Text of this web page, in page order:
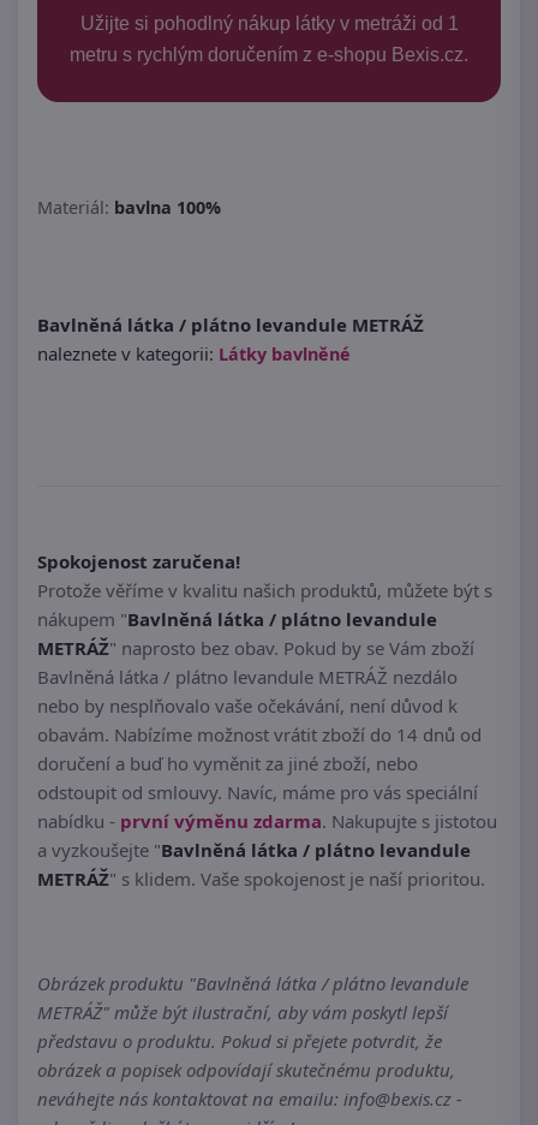
Užijte si pohodlný nákup látky v metráži od 1
metru s rychlým doručením z e-shopu Bexis.cz.
Materiál: bavlna 100%
Bavlněná látka / plátno levandule METRÁŽ
naleznete v kategorii: Látky bavlněné
Spokojenost zaručena!
Protože věříme v kvalitu našich produktů, můžete být s
nákupem "Bavlněná látka / plátno levandule
METRÁŽ" naprosto bez obav. Pokud by se Vám zboží
Bavlněná látka / plátno levandule METRÁŽ nezdálo
nebo by nesplňovalo vaše očekávání, není důvod k
obavám. Nabízíme možnost vrátit zboží do 14 dnů od
doručení a buď ho vyměnit za jiné zboží, nebo
odstoupit od smlouvy. Navíc, máme pro vás speciální
nabídku - první výměnu zdarma. Nakupujte s jistotou
a vyzkoušejte "Bavlněná látka / plátno levandule
METRÁŽ" s klidem. Vaše spokojenost je naší prioritou.
Obrázek produktu "Bavlněná látka / plátno levandule
METRÁŽ" může být ilustrační, aby vám poskytl lepší
představu o produktu. Pokud si přejete potvrdit, že
obrázek a popisek odpovídají skutečnému produktu,
neváhejte nás kontaktovat na emailu: info@bexis.cz -